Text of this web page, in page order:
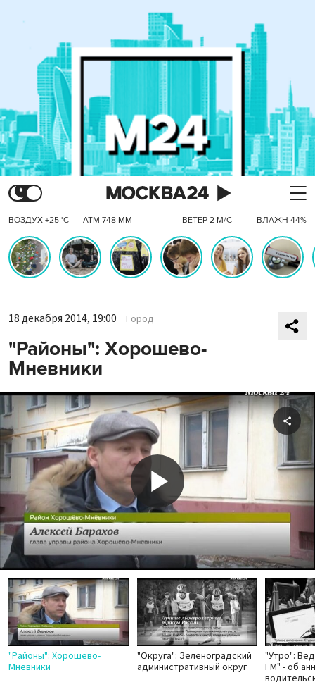
ВОЗДУХ +25 °C АТМ 748 ММ ВЕТЕР 2 М/С ВЛАЖН 44%
18 декабря 2014, 19:00 Город
"Районы": Хорошево-
Мневники
Play
Video
"Районы": Хорошево-
Мневники
"Округа": Зеленоградский
административный округ
"Утро":
FM" - об